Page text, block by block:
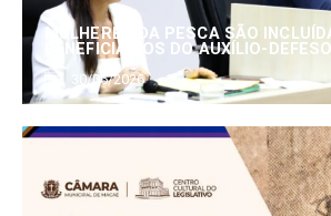
MULHERES DA PESCA SÃO
BENEFICIÁRIOS DO AUXÍLIO-DEFESO
30/06/2026